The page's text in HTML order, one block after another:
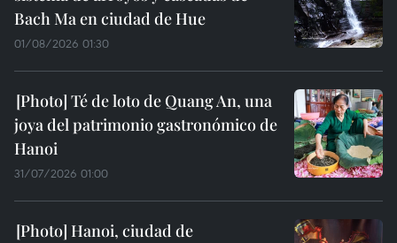
Bach Ma en ciudad de Hue
01/08/2026 01:30
Té de loto de Quang An, una
joya del patrimonio gastronómico de
Hanoi
31/07/2026 01:00
Hanoi, ciudad de